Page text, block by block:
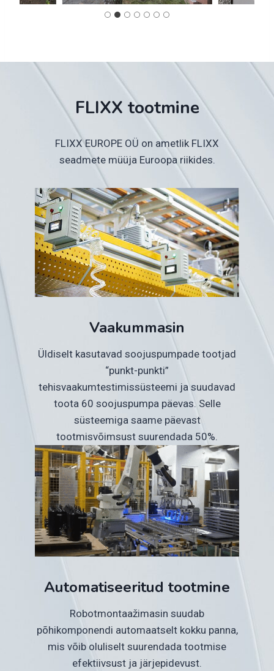
FLIXX tootmine
FLIXX EUROPE OÜ on ametlik FLIXX
seadmete müüja Euroopa riikides.
Vaakummasin
Üldiselt kasutavad soojuspumpade tootjad
“punkt-punkti”
tehisvaakumtestimissüsteemi ja suudavad
toota 60 soojuspumpa päevas. Selle
süsteemiga saame päevast
tootmisvõimsust suurendada 50%.
Automatiseeritud tootmine
Robotmontaažimasin suudab
põhikomponendi automaatselt kokku panna,
mis võib oluliselt suurendada tootmise
efektiivsust ja järjepidevust.